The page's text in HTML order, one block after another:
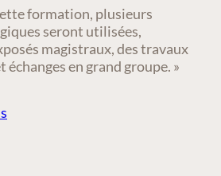
formation, plusieurs
seront utilisées,
magistraux, des travaux
échanges en grand groupe. »